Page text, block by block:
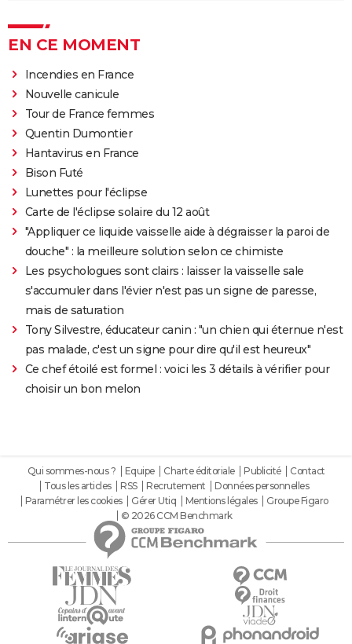
EN CE MOMENT
Incendies en France
Nouvelle canicule
Tour de France femmes
Quentin Dumontier
Hantavirus en France
Bison Futé
Lunettes pour l'éclipse
Carte de l'éclipse solaire du 12 août
"Appliquer ce liquide vaisselle aide à dégraisser la paroi de
douche" : la meilleure solution selon ce chimiste
Les psychologues sont clairs : laisser la vaisselle sale
s'accumuler dans l'évier n'est pas un signe de paresse,
mais de saturation
Tony Silvestre, éducateur canin : "un chien qui éternue n'est
pas malade, c'est un signe pour dire qu'il est heureux"
Ce chef étoilé est formel : voici les 3 détails à vérifier pour
choisir un bon melon
Qui sommes-nous ? Equipe Charte éditoriale Publicité
Contact
Tous les articles
RSS Recrutement
Données personnelles
Paramétrer les cookies
Gérer Utiq Mentions légales
Groupe Figaro
© 2026 CCM Benchmark